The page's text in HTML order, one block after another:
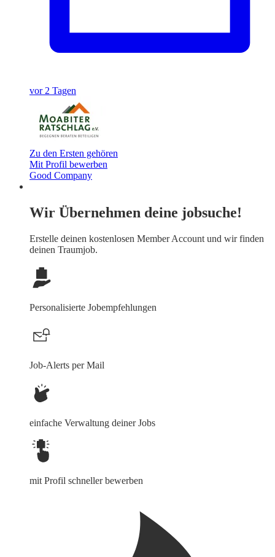
vor 2 Tagen
Zu den Ersten gehören
Mit Profil bewerben
Good Company
Wir Übernehmen deine jobsuche!
Erstelle deinen kostenlosen Member Account und wir finden
deinen Traumjob.
Personalisierte Jobempfehlungen
Job-Alerts per Mail
einfache Verwaltung deiner Jobs
mit Profil schneller bewerben